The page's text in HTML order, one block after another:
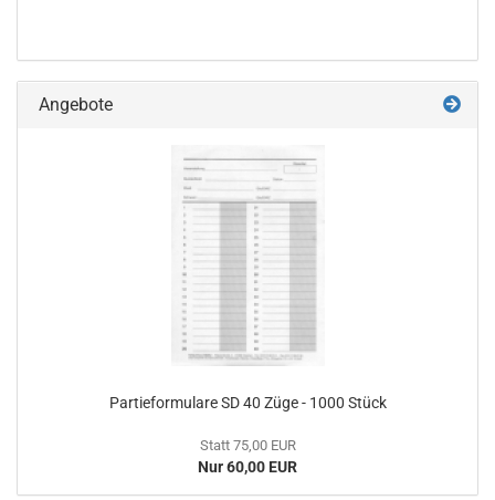
Angebote
Partieformulare SD 40 Züge - 1000 Stück
Statt 75,00 EUR
Nur 60,00 EUR